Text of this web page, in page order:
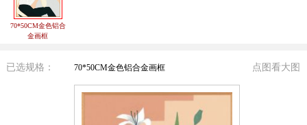
70*50CM金色铝合
金画框
已选规格： 70*50CM金色铝合金画框 点图看大图